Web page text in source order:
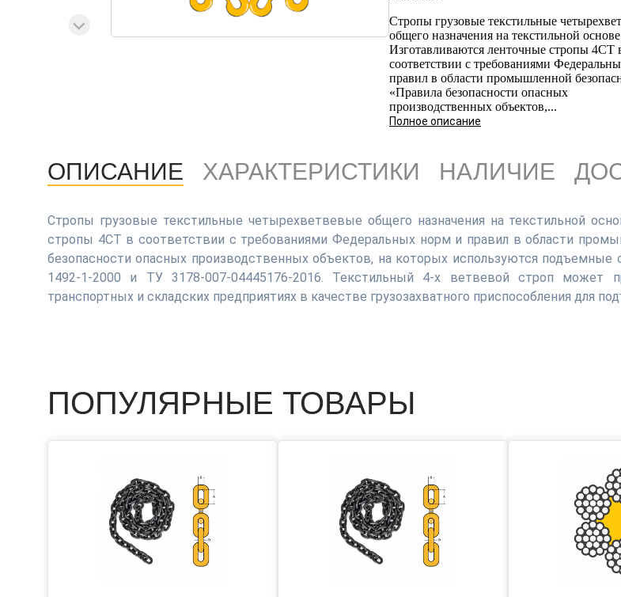
Стропы грузовые текстильные
общего назначения на текстильной
Изготавливаются ленточные стропы 4СТ
соответствии с требованиями
правил в области промышленной
«Правила безопасности опасных
производственных объектов,...
Полное описание
ОПИСАНИЕ ХАРАКТЕРИСТИКИ НАЛИЧИЕ
Стропы грузовые текстильные четырехветвевые общего назначения на текстильной
стропы 4СТ в соответствии с требованиями Федеральных норм и правил в области
безопасности опасных производственных объектов, на которых используются подъемные
1492-1-2000 и ТУ 3178-007-04445176-2016. Текстильный 4-х ветвевой строп может
транспортных и складских предприятиях в качестве грузозахватного приспособления для
ПОПУЛЯРНЫЕ ТОВАРЫ